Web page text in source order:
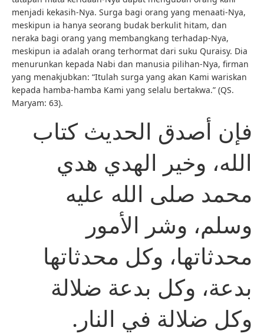
menjadi kekasih-Nya. Surga bagi orang yang menaati-Nya,
meskipun ia hanya seorang budak berkulit hitam, dan
neraka bagi orang yang membangkang terhadap-Nya,
meskipun ia adalah orang terhormat dari suku Quraisy. Dia
menurunkan kepada Nabi dan manusia pilihan-Nya, firman
yang menakjubkan: “Itulah surga yang akan Kami wariskan
kepada hamba-hamba Kami yang selalu bertakwa.” (QS.
Maryam: 63).
فإن أصدق الحديث كتاب
الله، وخير الهدي هدي
محمد صلى الله عليه
وسلم، وشر الأمور
محدثاتها، وكل محدثاتها
بدعة، وكل بدعة ضلالة
وكل ضلالة في النار.